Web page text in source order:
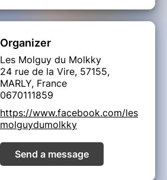
Organizer
Les Molguy du Molkky
24 rue de la Vire, 57155,
MARLY, France
0670111859
https://www.facebook.com/les
molguydumolkky
Send a message